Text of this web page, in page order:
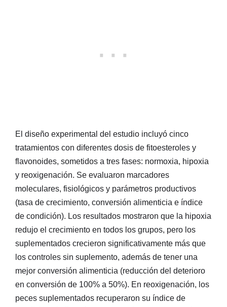
El diseño experimental del estudio incluyó cinco
tratamientos con diferentes dosis de fitoesteroles y
flavonoides, sometidos a tres fases: normoxia, hipoxia
y reoxigenación. Se evaluaron marcadores
moleculares, fisiológicos y parámetros productivos
(tasa de crecimiento, conversión alimenticia e índice
de condición). Los resultados mostraron que la hipoxia
redujo el crecimiento en todos los grupos, pero los
suplementados crecieron significativamente más que
los controles sin suplemento, además de tener una
mejor conversión alimenticia (reducción del deterioro
en conversión de 100% a 50%). En reoxigenación, los
peces suplementados recuperaron su índice de